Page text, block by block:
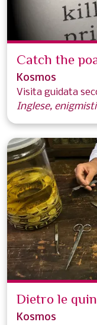
Catch the
Kosmos
Visita guidata
Inglese,
Dietro le
Kosmos